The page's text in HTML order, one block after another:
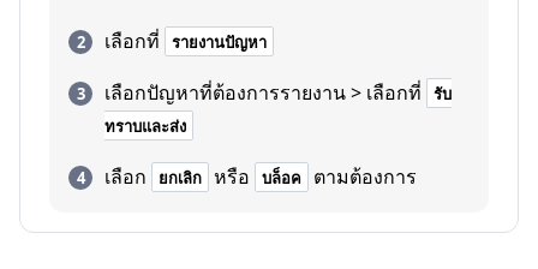
เลือกที่ รายงานปัญหา
เลือกปัญหาที่ต้องการรายงาน > เลือกที่
รับ
ทราบและส่ง
เลือก ยกเลิก หรือ บล็อค ตามต้องการ